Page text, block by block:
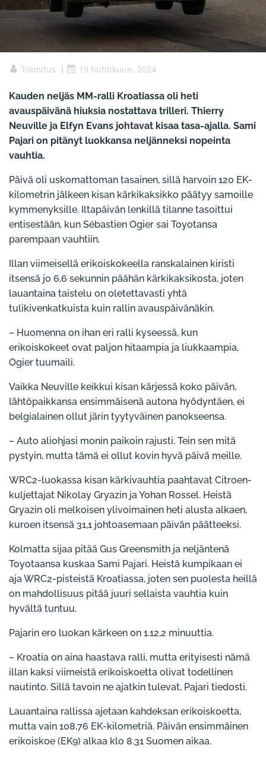
Toimitus | 19 huhtikuun, 2024
Kauden neljäs MM-ralli Kroatiassa oli heti
avauspäivänä hiuksia nostattava trilleri. Thierry
Neuville ja Elfyn Evans johtavat kisaa tasa-ajalla. Sami
Pajari on pitänyt luokkansa neljänneksi nopeinta
vauhtia.
Päivä oli uskomattoman tasainen, sillä harvoin 120 EK-
kilometrin jälkeen kisan kärkikaksikko päätyy samoille
kymmenyksille. Iltapäivän lenkillä tilanne tasoittui
entisestään, kun Sébastien Ogier sai Toyotansa
parempaan vauhtiin.
Illan viimeisellä erikoiskokeella ranskalainen kiristi
itsensä jo 6,6 sekunnin päähän kärkikaksikosta, joten
lauantaina taistelu on oletettavasti yhtä
tulikivenkatkuista kuin rallin avauspäivänäkin.
– Huomenna on ihan eri ralli kyseessä, kun
erikoiskokeet ovat paljon hitaampia ja liukkaampia,
Ogier tuumaili.
Vaikka Neuville keikkui kisan kärjessä koko päivän,
lähtöpaikkansa ensimmäisenä autona hyödyntäen, ei
belgialainen ollut järin tyytyväinen panokseensa.
– Auto aliohjasi monin paikoin rajusti. Tein sen mitä
pystyin, mutta tämä ei ollut kovin hyvä päivä meille.
WRC2-luokassa kisan kärkivauhtia paahtavat Citroen-
kuljettajat Nikolay Gryazin ja Yohan Rossel. Heistä
Gryazin oli melkoisen ylivoimainen heti alusta alkaen,
kuroen itsensä 31,1 johtoasemaan päivän päätteeksi.
Kolmatta sijaa pitää Gus Greensmith ja neljäntenä
Toyotaansa kuskaa Sami Pajari. Heistä kumpikaan ei
aja WRC2-pisteistä Kroatiassa, joten sen puolesta heillä
on mahdollisuus pitää juuri sellaista vauhtia kuin
hyvältä tuntuu.
Pajarin ero luokan kärkeen on 1.12,2 minuuttia.
– Kroatia on aina haastava ralli, mutta erityisesti nämä
illan kaksi viimeistä erikoiskoetta olivat todellinen
nautinto. Sillä tavoin ne ajatkin tulevat, Pajari tiedosti.
Lauantaina rallissa ajetaan kahdeksan erikoiskoetta,
mutta vain 108,76 EK-kilometriä. Päivän ensimmäinen
erikoiskoe (EK9) alkaa klo 8.31 Suomen aikaa.